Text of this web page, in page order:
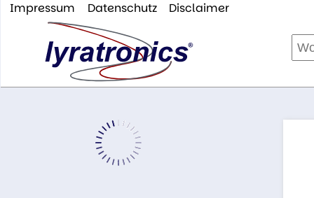
Impressum Datenschutz Disclaimer